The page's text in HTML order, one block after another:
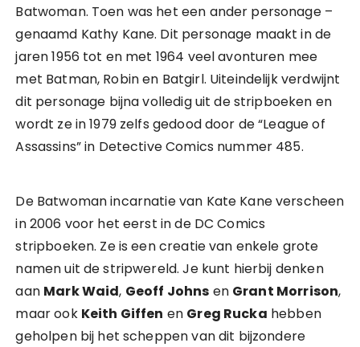
Batwoman. Toen was het een ander personage –
genaamd Kathy Kane. Dit personage maakt in de
jaren 1956 tot en met 1964 veel avonturen mee
met Batman, Robin en Batgirl. Uiteindelijk verdwijnt
dit personage bijna volledig uit de stripboeken en
wordt ze in 1979 zelfs gedood door de “League of
Assassins” in Detective Comics nummer 485.
De Batwoman incarnatie van Kate Kane verscheen
in 2006 voor het eerst in de DC Comics
stripboeken. Ze is een creatie van enkele grote
namen uit de stripwereld. Je kunt hierbij denken
aan Mark Waid, Geoff Johns en Grant Morrison,
maar ook Keith Giffen en Greg Rucka hebben
geholpen bij het scheppen van dit bijzondere